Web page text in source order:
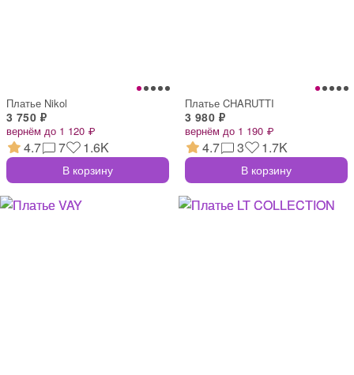
Платье Nikol
3 750 ₽
вернём до 1 120 ₽
4.7 7 1.6K
В корзину
Платье CHARUTTI
3 980 ₽
вернём до 1 190 ₽
4.7 3 1.7K
В корзину